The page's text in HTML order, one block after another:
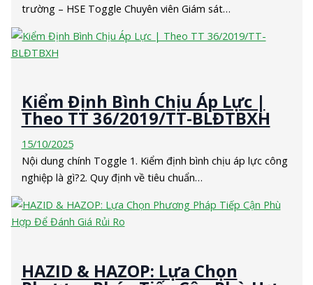
trường – HSE Toggle Chuyên viên Giám sát…
Kiểm Định Bình Chịu Áp Lực |
Theo TT 36/2019/TT-BLĐTBXH
15/10/2025
Nội dung chính Toggle 1. Kiểm định bình chịu áp lực công
nghiệp là gì?2. Quy định về tiêu chuẩn…
HAZID & HAZOP: Lựa Chọn